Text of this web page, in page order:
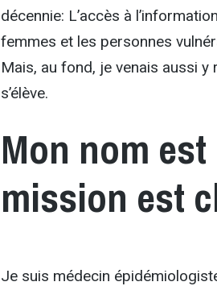
décennie: L’accès à
femmes et les personnes
Mais, au fond, je venais aussi
s’élève.
Mon nom
mission est
Je suis médecin